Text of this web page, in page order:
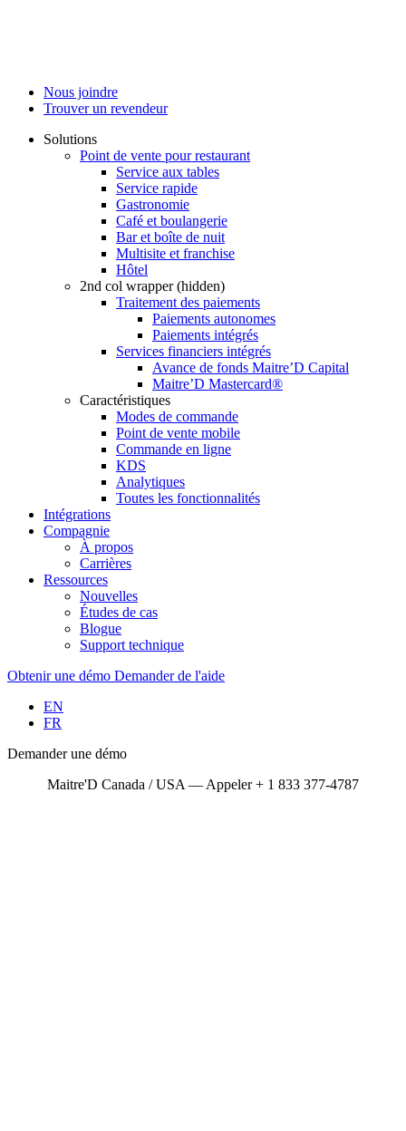
Nous joindre
Trouver un revendeur
Solutions
Point de vente pour restaurant
Service aux tables
Service rapide
Gastronomie
Café et boulangerie
Bar et boîte de nuit
Multisite et franchise
Hôtel
2nd col wrapper (hidden)
Traitement des paiements
Paiements autonomes
Paiements intégrés
Services financiers intégrés
Avance de fonds Maitre’D Capital
Maitre’D Mastercard®
Caractéristiques
Modes de commande
Point de vente mobile
Commande en ligne
KDS
Analytiques
Toutes les fonctionnalités
Intégrations
Compagnie
À propos
Carrières
Ressources
Nouvelles
Études de cas
Blogue
Support technique
Obtenir une démo Demander de l'aide
EN
FR
Demander une démo
Maitre'D Canada / USA — Appeler + 1 833 377-4787